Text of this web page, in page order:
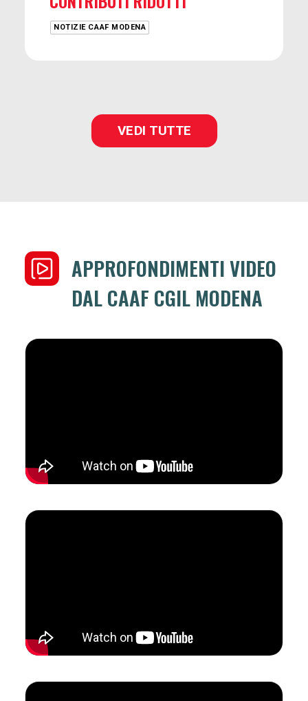
NOTIZIE CAAF MODENA
VEDI TUTTE
APPROFONDIMENTI VIDEO
DAL CAAF CGIL MODENA